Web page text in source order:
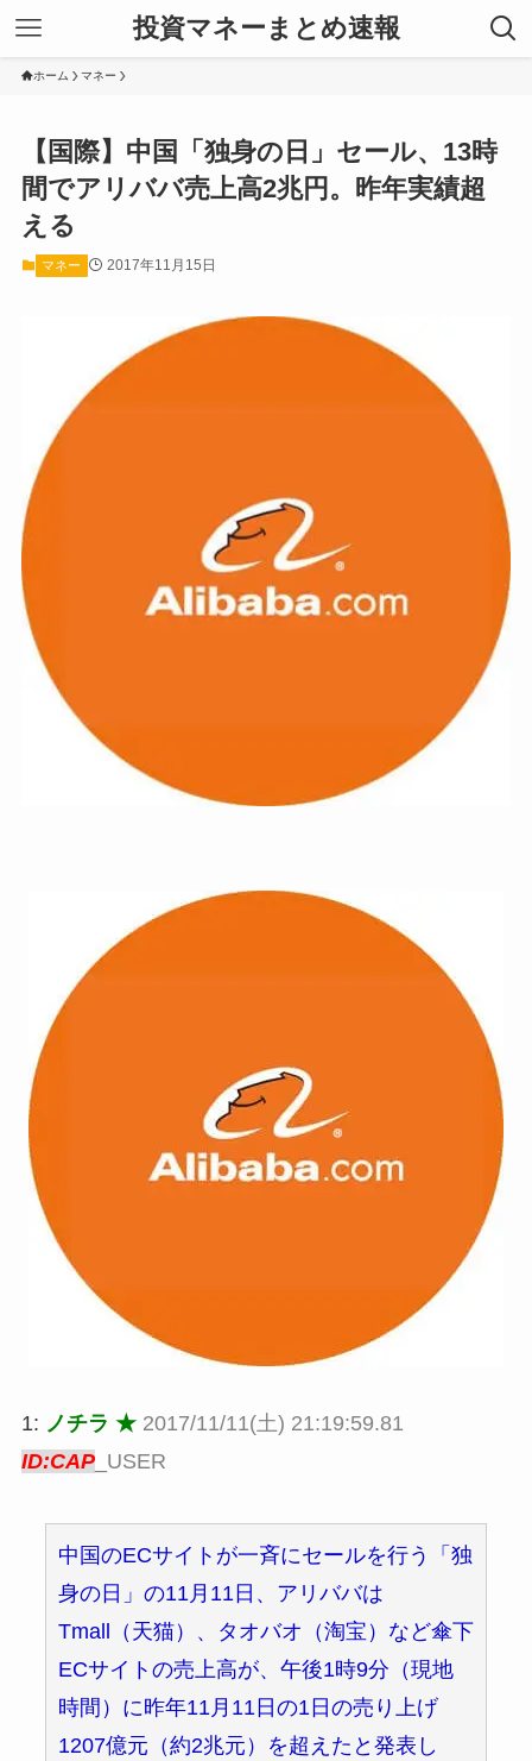
投資マネーまとめ速報
ホーム マネー
【国際】中国「独身の日」セール、13時
間でアリババ売上高2兆円。昨年実績超
える
マネー 2017年11月15日
1: ノチラ ★ 2017/11/11(土) 21:19:59.81
ID:CAP_USER
中国のECサイトが一斉にセールを行う「独
身の日」の11月11日、アリババは
Tmall（天猫）、タオバオ（淘宝）など傘下
ECサイトの売上高が、午後1時9分（現地
時間）に昨年11月11日の1日の売り上げ
1207億元（約2兆元）を超えたと発表し